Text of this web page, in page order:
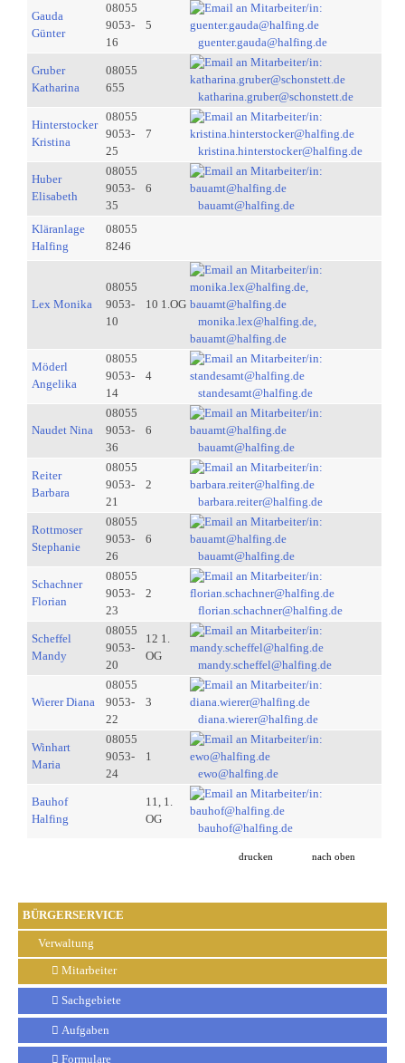
BÜRGERSERVICE
Verwaltung
Mitarbeiter
Sachgebiete
Aufgaben
Formulare
Gauda
Günter
08055
9053-
16
5
guenter.gauda@halfing.de
Gruber
Katharina
08055
655
katharina.gruber@schonstett.de
Hinterstocker
Kristina
08055
9053-
25
7
kristina.hinterstocker@halfing.de
Huber
Elisabeth
08055
9053-
35
6
bauamt@halfing.de
Kläranlage
Halfing
08055
8246
Lex Monika
08055
9053-
10
10 1.OG
monika.lex@halfing.de,
bauamt@halfing.de
Möderl
Angelika
08055
9053-
14
4
standesamt@halfing.de
Naudet Nina
08055
9053-
36
6
bauamt@halfing.de
Reiter
Barbara
08055
9053-
21
2
barbara.reiter@halfing.de
Rottmoser
Stephanie
08055
9053-
26
6
bauamt@halfing.de
Schachner
Florian
08055
9053-
23
2
florian.schachner@halfing.de
Scheffel
Mandy
08055
9053-
20
12 1.
OG
mandy.scheffel@halfing.de
Wierer Diana
08055
9053-
22
3
diana.wierer@halfing.de
Winhart
Maria
08055
9053-
24
1
ewo@halfing.de
Bauhof
Halfing
11, 1.
OG
bauhof@halfing.de
drucken nach oben